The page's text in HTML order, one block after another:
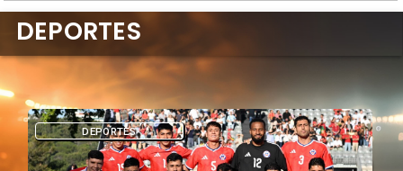
DEPORTES
DEPORTES